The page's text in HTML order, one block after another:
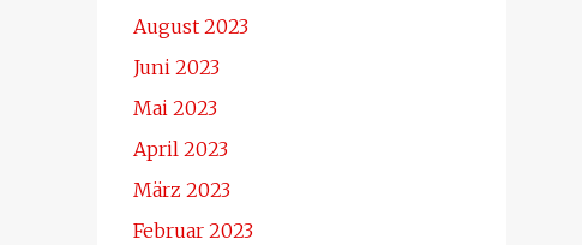
August 2023
Juni 2023
Mai 2023
April 2023
März 2023
Februar 2023